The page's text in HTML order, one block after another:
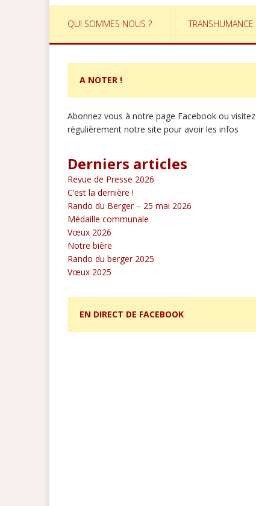
QUI SOMMES NOUS ?
A NOTER !
Abonnez vous à notre page Facebook ou visitez
régulièrement notre site pour avoir les infos
Derniers articles
Revue de Presse 2026
C’est la dernière !
Rando du Berger – 25 mai 2026
Médaille communale
Vœux 2026
Notre bière
Rando du berger 2025
Vœux 2025
EN DIRECT DE FACEBOOK